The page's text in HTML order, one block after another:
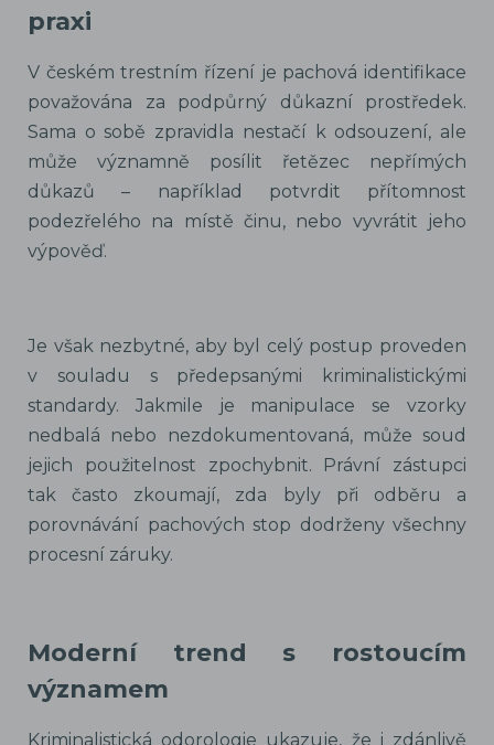
praxi
V českém trestním řízení je pachová identifikace
považována za podpůrný důkazní prostředek.
Sama o sobě zpravidla nestačí k odsouzení, ale
může významně posílit řetězec nepřímých
důkazů – například potvrdit přítomnost
podezřelého na místě činu, nebo vyvrátit jeho
výpověď.
Je však nezbytné, aby byl celý postup proveden
v souladu s předepsanými kriminalistickými
standardy. Jakmile je manipulace se vzorky
nedbalá nebo nezdokumentovaná, může soud
jejich použitelnost zpochybnit. Právní zástupci
tak často zkoumají, zda byly při odběru a
porovnávání pachových stop dodrženy všechny
procesní záruky.
Moderní trend s rostoucím
významem
Kriminalistická odorologie ukazuje, že i zdánlivě